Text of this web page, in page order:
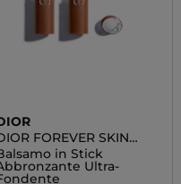
FOREVER SKIN
in Stick
Ultra-